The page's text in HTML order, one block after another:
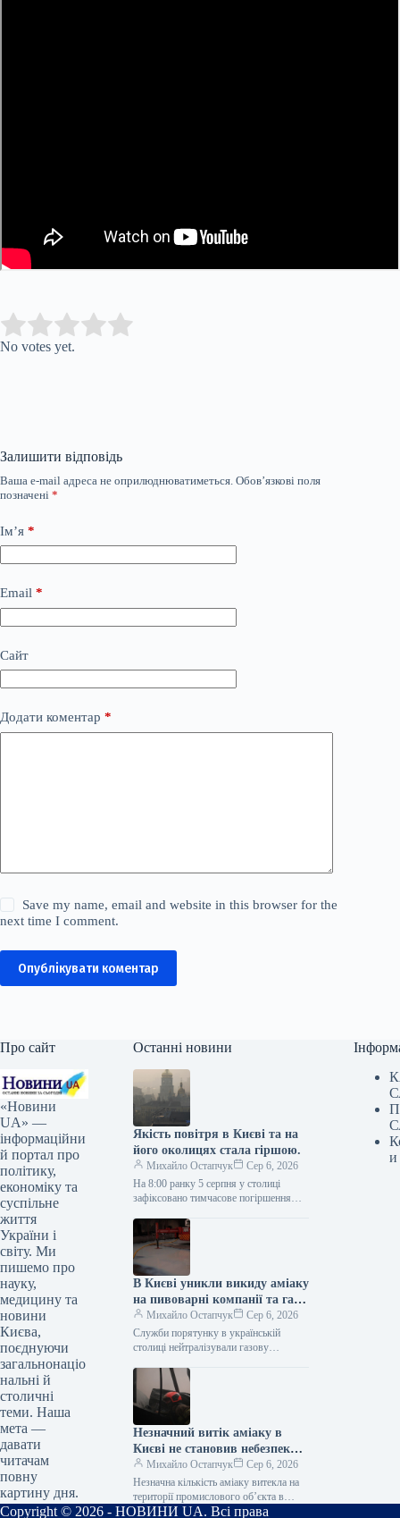
Rate this item:
No votes yet.
Залишити відповідь
Ваша e-mail адреса не оприлюднюватиметься. Обов’язкові поля
позначені *
Ім’я *
Email *
Сайт
Додати коментар *
Save my name, email and website in this browser for the
next time I comment.
Опублікувати коментар
Про сайт
«Новини
UA» —
інформаційни
й портал про
політику,
економіку та
суспільне
життя
України і
світу. Ми
пишемо про
науку,
медицину та
новини
Києва,
поєднуючи
загальнонаціо
нальні й
столичні
теми. Наша
мета —
давати
читачам
повну
картину дня.
Останні новини
Якість повітря в Києві та на
його околицях стала гіршою.
Михайло Остапчук
Сер 6, 2026
На 8:00 ранку 5 серпня у столиці
зафіксовано тимчасове погіршення
Укрінформ, про це свідчать дані
Київської…
В Києві уникли викиду аміаку
на пивоварні компанії та газу
– на автозаправній станції,
котра постраждала від
обстрілу.
Михайло Остапчук
Сер 6, 2026
Служби порятунку в українській
столиці нейтралізували газову
зазнала пошкоджень внаслідок
ворожих обстрілів. Про це
інформував…
Незначний витік аміаку в
Києві не становив небезпеки,
запевняє ДСНС
Михайло Остапчук
Сер 6, 2026
Незначна кількість аміаку витекла на
території промислового об’єкта в
Голосіївському районі Києва після
и
Copyright © 2026 - НОВИНИ UA. Всі права